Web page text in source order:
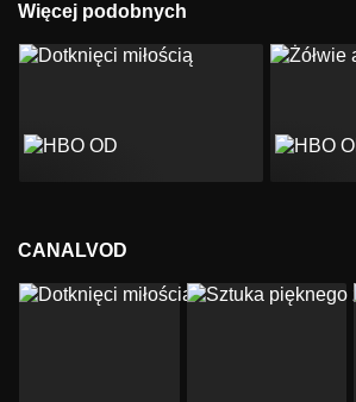
Więcej podobnych
CANALVOD